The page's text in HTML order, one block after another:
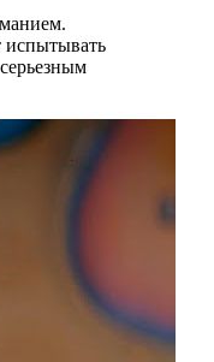
испытывать